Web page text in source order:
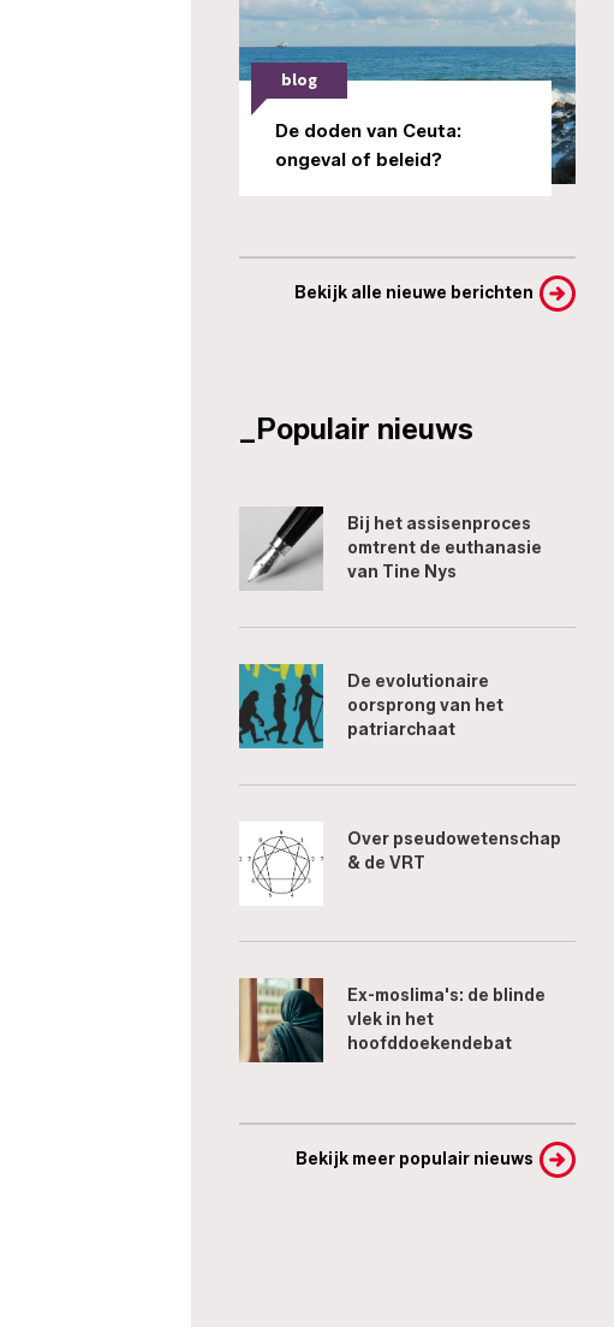
blog
De doden van Ceuta:
ongeval of beleid?
Bekijk alle nieuwe berichten
_Populair nieuws
Bij het assisenproces
omtrent de euthanasie
van Tine Nys
De evolutionaire
oorsprong van het
patriarchaat
Over pseudowetenschap
& de VRT
Ex-moslima's: de blinde
vlek in het
hoofddoekendebat
Bekijk meer populair nieuws